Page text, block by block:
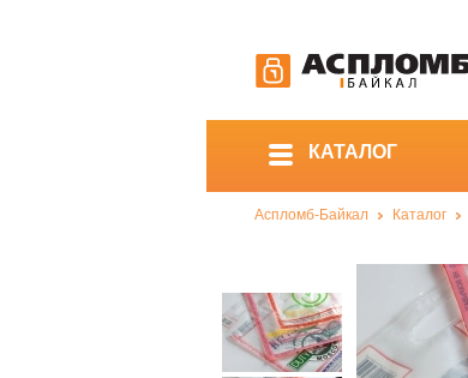
КАТАЛОГ
Аспломб-Байкал Каталог